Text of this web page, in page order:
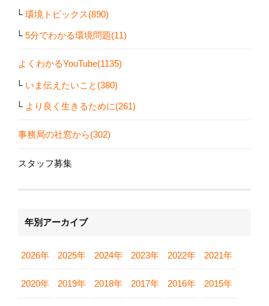
環境トピックス(890)
5分でわかる環境問題(11)
よくわかるYouTube(1135)
いま伝えたいこと(380)
より良く生きるために(261)
事務局の社窓から(302)
スタッフ募集
年別アーカイブ
2026年 2025年 2024年 2023年 2022年 2021年
2020年 2019年 2018年 2017年 2016年 2015年